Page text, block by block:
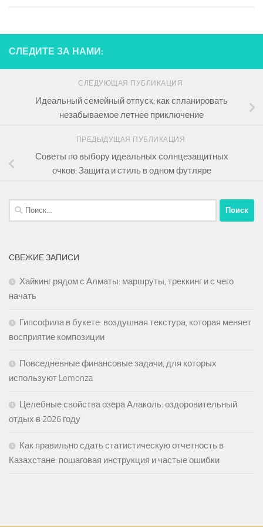
СЛЕДИТЕ ЗА НАМИ:
СЛЕДУЮЩАЯ ПУБЛИКАЦИЯ
Идеальный семейный отпуск: как спланировать
незабываемое летнее приключение
ПРЕДЫДУЩАЯ ПУБЛИКАЦИЯ
Советы по выбору идеальных солнцезащитных
очков: Защита и стиль в одном футляре
Найти:
СВЕЖИЕ ЗАПИСИ
Хайкинг рядом с Алматы: маршруты, треккинг и с чего
начать
Гипсофила в букете: воздушная текстура, которая меняет
восприятие композиции
Повседневные финансовые задачи, для которых
используют Lemonza
Целебные свойства озера Алаколь: оздоровительный
отдых в 2026 году
Как правильно сдать статистическую отчетность в
Казахстане: пошаговая инструкция и частые ошибки